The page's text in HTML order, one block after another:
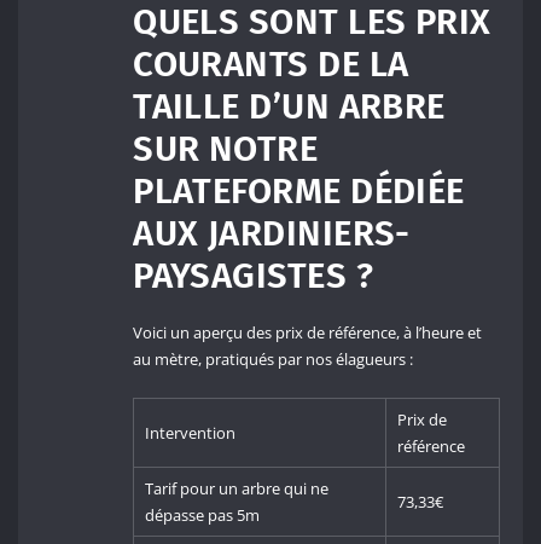
QUELS SONT LES PRIX
COURANTS DE LA
TAILLE D’UN ARBRE
SUR NOTRE
PLATEFORME DÉDIÉE
AUX JARDINIERS-
PAYSAGISTES ?
Voici un aperçu des prix de référence, à l’heure et
au mètre, pratiqués par nos élagueurs :
Intervention
Prix de
référence
Tarif pour un arbre qui ne
dépasse pas 5m
73,33€